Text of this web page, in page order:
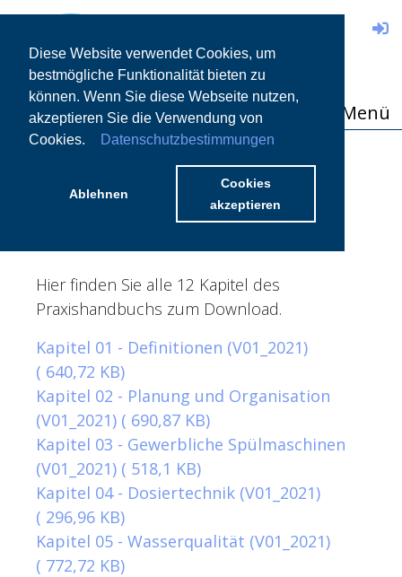
Diese Website verwendet Cookies, um
bestmögliche Funktionalität bieten zu
können. Wenn Sie diese Webseite nutzen,
akzeptieren Sie die Verwendung von
Cookies.
Datenschutzbestimmungen
Ablehnen
Cookies
akzeptieren
Menü
PRAXISHANDBUCH
GEWERBLICHES
GESCHIRRSPÜLEN
Hier finden Sie alle 12 Kapitel des
Praxishandbuchs zum Download.
Kapitel 01 - Definitionen (V01_2021)
( 640,72 KB)
Kapitel 02 - Planung und Organisation
(V01_2021) ( 690,87 KB)
Kapitel 03 - Gewerbliche Spülmaschinen
(V01_2021) ( 518,1 KB)
Kapitel 04 - Dosiertechnik (V01_2021)
( 296,96 KB)
Kapitel 05 - Wasserqualität (V01_2021)
( 772,72 KB)